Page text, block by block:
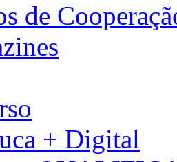
de
+ Digital